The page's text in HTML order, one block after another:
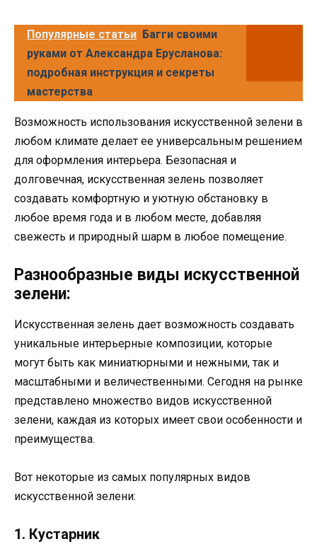
Популярные статьи Багги своими
руками от Александра Ерусланова:
подробная инструкция и секреты
мастерства
Возможность использования искусственной зелени в
любом климате делает ее универсальным решением
для оформления интерьера. Безопасная и
долговечная, искусственная зелень позволяет
создавать комфортную и уютную обстановку в
любое время года и в любом месте, добавляя
свежесть и природный шарм в любое помещение.
Разнообразные виды искусственной
зелени:
Искусственная зелень дает возможность создавать
уникальные интерьерные композиции, которые
могут быть как миниатюрными и нежными, так и
масштабными и величественными. Сегодня на рынке
представлено множество видов искусственной
зелени, каждая из которых имеет свои особенности и
преимущества.
Вот некоторые из самых популярных видов
искусственной зелени:
1. Кустарник